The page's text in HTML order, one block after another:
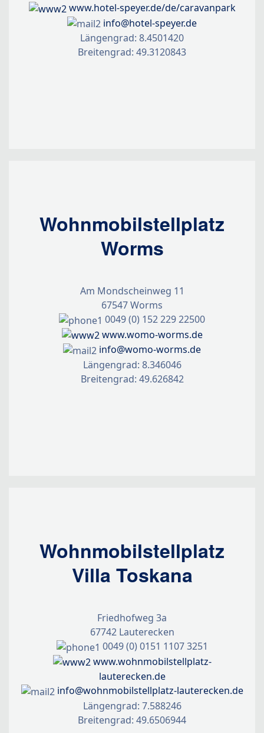
www.hotel-speyer.de/de/caravanpark
info@hotel-speyer.de
Längengrad: 8.4501420
Breitengrad: 49.3120843
Wohnmobilstellplatz
Worms
Am Mondscheinweg 11
67547 Worms
0049 (0) 152 229 22500
www.womo-worms.de
info@womo-worms.de
Längengrad: 8.346046
Breitengrad: 49.626842
Wohnmobilstellplatz
Villa Toskana
Friedhofweg 3a
67742 Lauterecken
0049 (0) 0151 1107 3251
www.wohnmobilstellplatz-
lauterecken.de
info@wohnmobilstellplatz-lauterecken.de
Längengrad: 7.588246
Breitengrad: 49.6506944